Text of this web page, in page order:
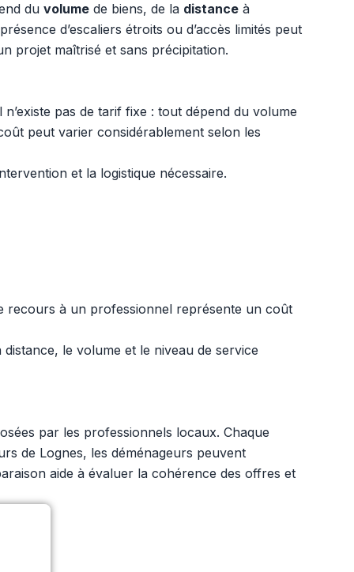
du volume de biens, de la distance à
d’escaliers étroits ou d’accès limités peut
projet maîtrisé et sans précipitation.
pas de tarif fixe : tout dépend du volume
peut varier considérablement selon les
et la logistique nécessaire.
recours à un professionnel représente un coût
le volume et le niveau de service
par les professionnels locaux. Chaque
de Lognes, les déménageurs peuvent
aide à évaluer la cohérence des offres et